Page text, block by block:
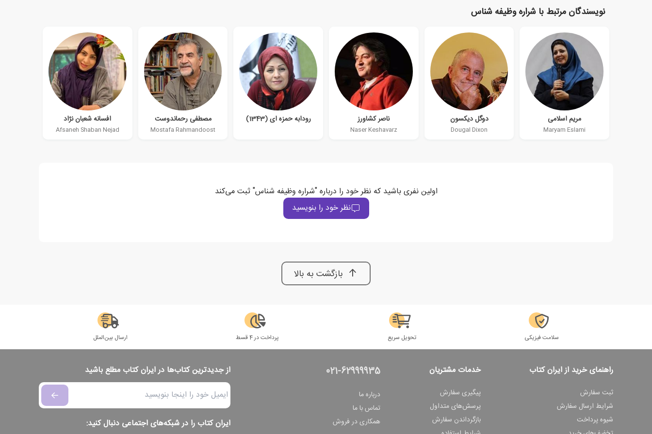
نویسندگان مرتبط با شراره وظیفه شناس
مریم اسلامی
Maryam Eslami
دوگل دیکسون
Dougal Dixon
ناصر کشاورز
Naser Keshavarz
رودابه حمزه ای (1343) مصطفی رحماندوست
Mostafa Rahmandoost
افسانه شعبان نژاد
Afsaneh Shaban Nejad
اولین نفری باشید که نظر خود را درباره "شراره وظیفه شناس" ثبت می‌کند
نظر خود را بنویسید
بازگشت به بالا
سلامت فیزیکی تحویل سریع پرداخت در 4 قسط ارسال بین‌الملل
راهنمای خرید از ایران کتاب
ثبت سفارش
شرایط ارسال سفارش
شیوه پرداخت
خدمات مشتریان
پیگیری سفارش
پرسش‌های متداول
بازگرداندن سفارش
021-62999935
درباره ما
تماس با ما
همکاری در فروش
از جدیدترین کتاب‌ها در ایران کتاب مطلع باشید
ایران کتاب را در شبکه‌های اجتماعی دنبال کنید: